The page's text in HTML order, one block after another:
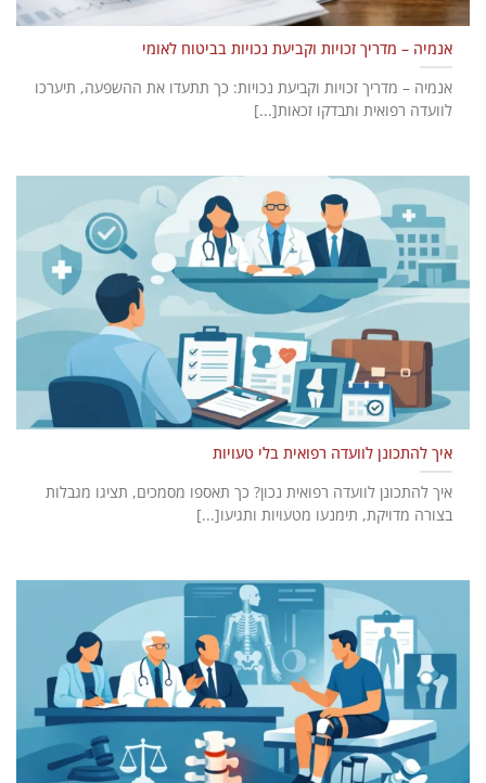
אנמיה – מדריך זכויות וקביעת נכויות בביטוח לאומי
אנמיה – מדריך זכויות וקביעת נכויות: כך תתעדו את ההשפעה, תיערכו
לוועדה רפואית ותבדקו זכאות[...]
איך להתכונן לוועדה רפואית בלי טעויות
איך להתכונן לוועדה רפואית נכון? כך תאספו מסמכים, תציגו מגבלות
בצורה מדויקת, תימנעו מטעויות ותגיעו[...]